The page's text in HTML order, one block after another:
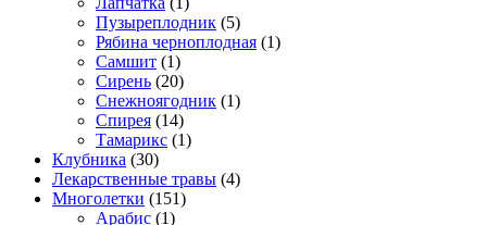
Пузыреплодник (5)
Рябина черноплодная (1)
Самшит (1)
Сирень (20)
Снежноягодник (1)
Спирея (14)
Тамарикс (1)
Клубника (30)
Лекарственные травы (4)
Многолетки (151)
Арабис (1)